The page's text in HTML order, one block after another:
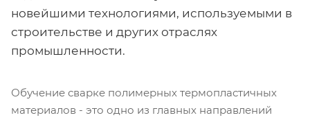
новейшими технологиями, используемыми в
строительстве и других отраслях
промышленности.
Обучение сварке полимерных термопластичных
материалов - это одно из главных направлений